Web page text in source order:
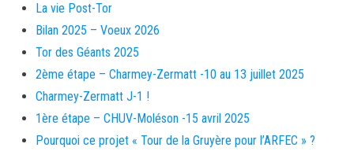
La vie Post-Tor
Bilan 2025 – Voeux 2026
Tor des Géants 2025
2ème étape – Charmey-Zermatt -10 au 13 juillet 2025
Charmey-Zermatt J-1 !
1ère étape – CHUV-Moléson -15 avril 2025
Pourquoi ce projet « Tour de la Gruyère pour l’ARFEC » ?